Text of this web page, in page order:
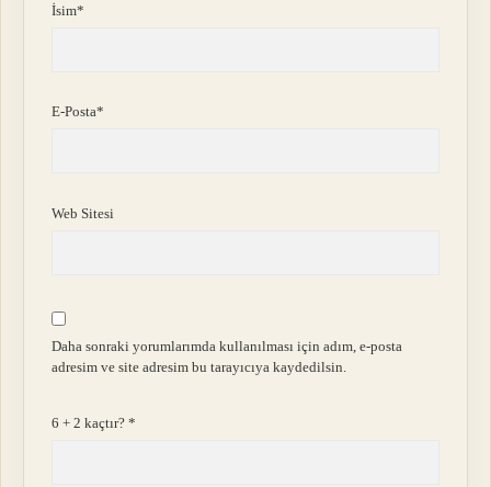
İsim*
E-Posta*
Web Sitesi
Daha sonraki yorumlarımda kullanılması için adım, e-posta
adresim ve site adresim bu tarayıcıya kaydedilsin.
6 + 2 kaçtır?*